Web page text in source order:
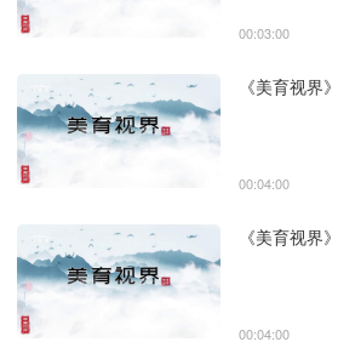
00:03:00
《美育视界
00:04:00
《美育视界
00:04:00